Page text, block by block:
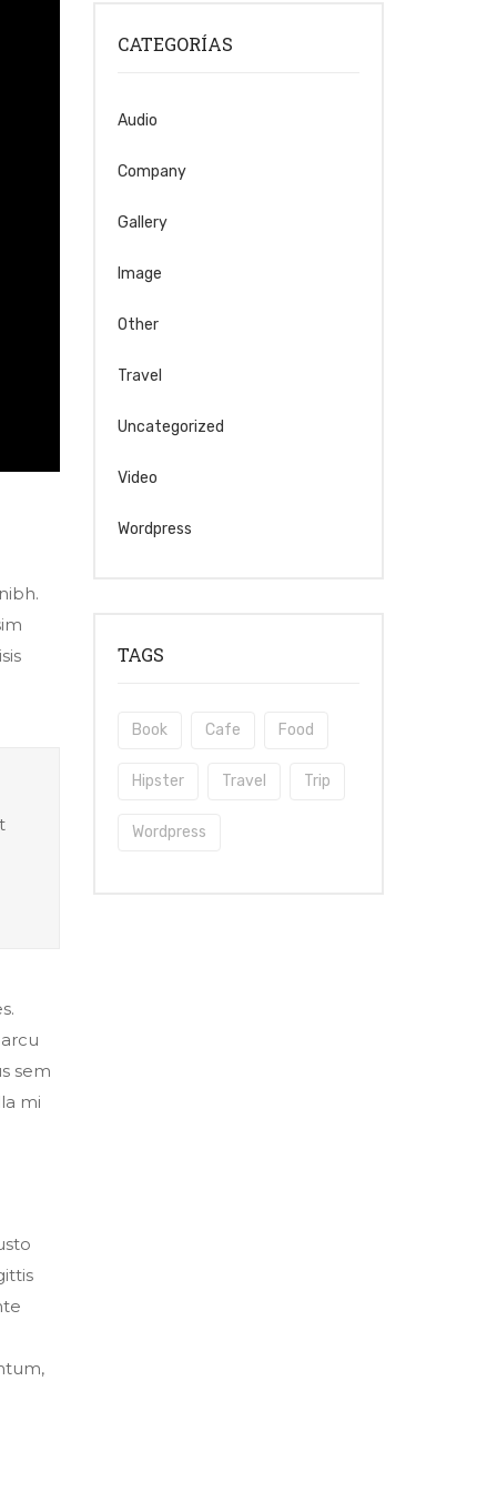
sem
mi
CATEGORÍAS
Audio
Company
Gallery
Image
Other
Travel
Uncategorized
Video
Wordpress
TAGS
Book Cafe Food
Hipster Travel Trip
Wordpress